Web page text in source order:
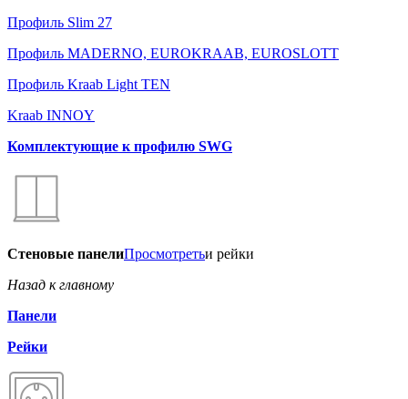
Профиль Slim 27
Профиль MADERNO, EUROKRAAB, EUROSLOTT
Профиль Kraab Light TEN
Kraab INNOY
Комплектующие к профилю SWG
Стеновые панелиПросмотретьи рейки
Назад к главному
Панели
Рейки